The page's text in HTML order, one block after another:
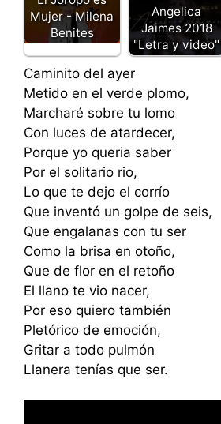
Mujer - Milena
Benites
Angelica
Jaimes 2018
"Letra y video"
Caminito del ayer
Metido en el verde plomo,
Marcharé sobre tu lomo
Con luces de atardecer,
Porque yo queria saber
Por el solitario rio,
Lo que te dejo el corrío
Que inventó un golpe de seis,
Que engalanas con tu ser
Como la brisa en otoño,
Que de flor en el retoño
El llano te vio nacer,
Por eso quiero también
Pletórico de emoción,
Gritar a todo pulmón
Llanera tenías que ser.